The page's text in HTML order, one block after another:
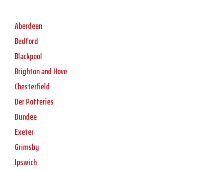
Aberdeen
Bedford
Blackpool
Brighton and Hove
Chesterfield
Der Potteries
Dundee
Exeter
Grimsby
Ipswich